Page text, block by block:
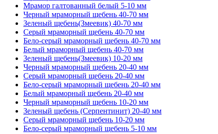
Мрамор галтованный белый 5-10 мм
Черный мраморный щебень 40-70 мм
Зеленый щебень(Змеевик) 40-70 мм
Серый мраморный щебень 40-70 мм
Бело-серый мраморный щебень 40-70 мм
Белый мраморный щебень 40-70 мм
Зеленый щебень(Змеевик) 10-20 мм
Черный мраморный щебень 20-40 мм
Серый мраморный щебень 20-40 мм
Бело-серый мраморный щебень 20-40 мм
Белый мраморный щебень 20-40 мм
Черный мраморный щебень 10-20 мм
Зеленый щебень (Серпентинит) 20-40 мм
Серый мраморный щебень 10-20 мм
Бело-серый мраморный щебень 5-10 мм